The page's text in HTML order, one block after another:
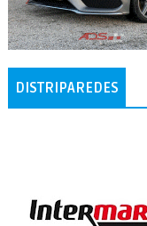
DISTRIPAREDES